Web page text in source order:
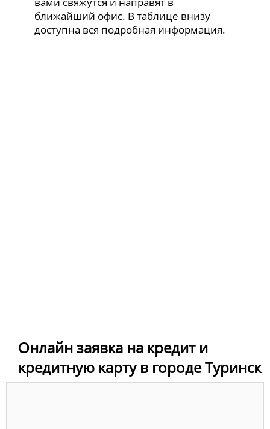
ближайший офис. В таблице внизу
доступна вся подробная информация.
Онлайн заявка на кредит и
кредитную карту в городе Туринск